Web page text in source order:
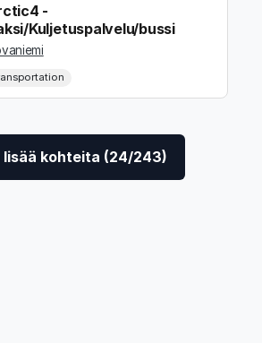
-
Kuljetuspalvelu/bussi
lisää kohteita (24/243)